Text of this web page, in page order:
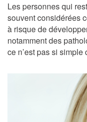
Les personnes qui
souvent considérées
à risque de
notamment des
ce n’est pas si